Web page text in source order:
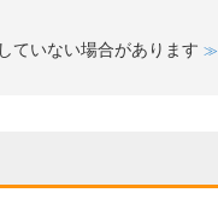
ていない場合があります